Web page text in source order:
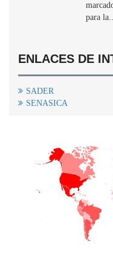
para
ENLACES DE
SADER
SENASICA